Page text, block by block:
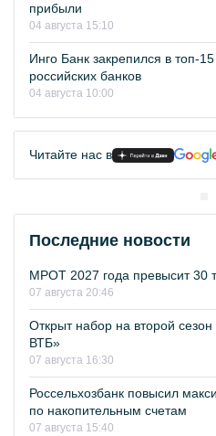
прибыли
04 августа 15:10
Инго Банк закрепился в топ-
российских банков
04 августа 10:00
Читайте нас в
Последние новости
МРОТ 2027 года превысит 30
07 августа 20:46
Открыт набор на второй
ВТБ»
07 августа 16:30
Россельхозбанк повысил
по накопительным счетам
07 августа 15:40